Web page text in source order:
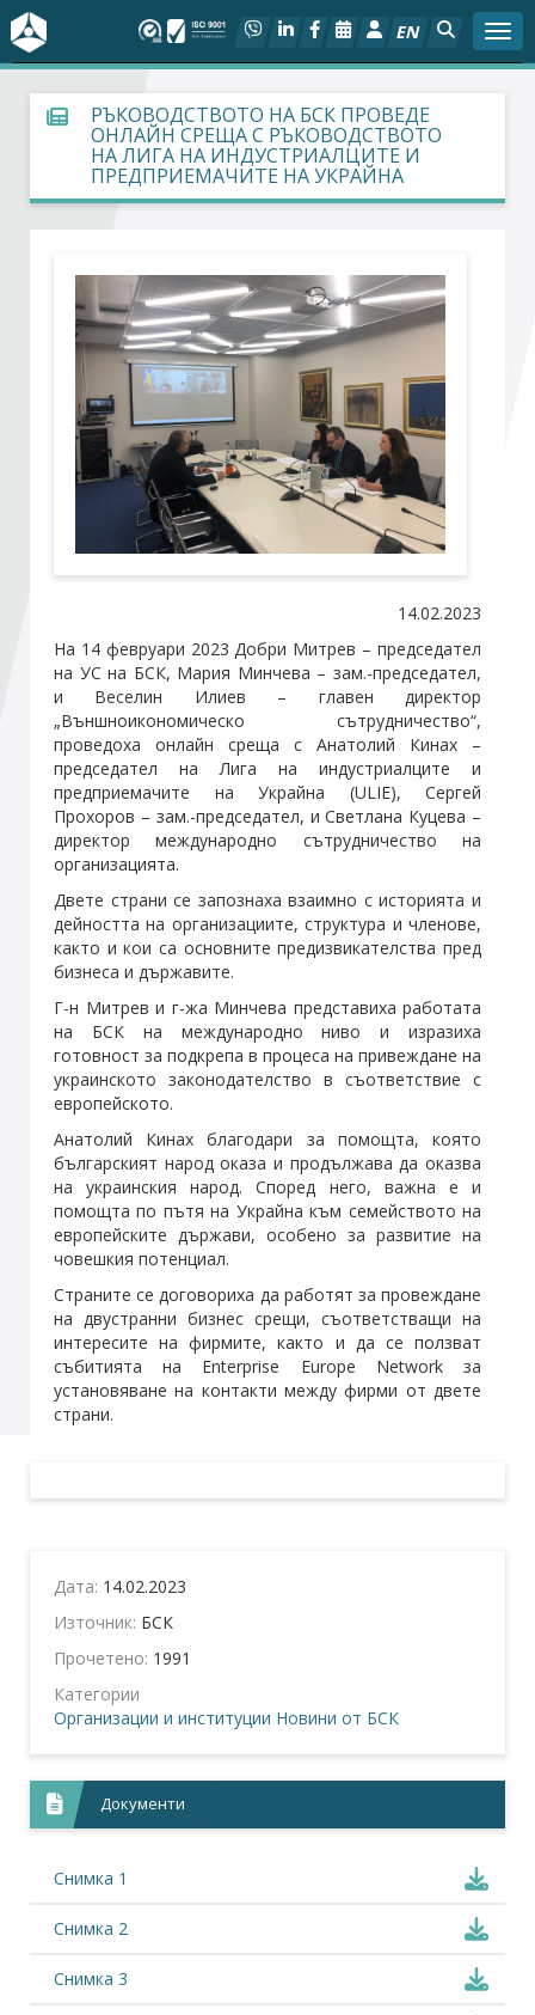
EN
За БСК
На фокус
Актуално
Социален диалог
Дейности
Арбитражен съд
Проекти
Абонирайте се!
РЪКОВОДСТВОТО НА БСК ПРОВЕДЕ
ОНЛАЙН СРЕЩА С РЪКОВОДСТВОТО
НА ЛИГА НА ИНДУСТРИАЛЦИТЕ И
ПРЕДПРИЕМАЧИТЕ НА УКРАЙНА
14.02.2023
На 14 февруари 2023 Добри Митрев – председател
на УС на БСК, Мария Минчева – зам.-председател,
и Веселин Илиев – главен директор
„Външноикономическо сътрудничество“,
проведоха онлайн среща с Анатолий Кинах –
председател на Лига на индустриалците и
предприемачите на Украйна (ULIE), Сергей
Прохоров – зам.-председател, и Светлана Куцева –
директор международно сътрудничество на
организацията.
Двете страни се запознаха взаимно с историята и
дейността на организациите, структура и членове,
както и кои са основните предизвикателства пред
бизнеса и държавите.
Г-н Митрев и г-жа Минчева представиха работата
на БСК на международно ниво и изразиха
готовност за подкрепа в процеса на привеждане на
украинското законодателство в съответствие с
европейското.
Анатолий Кинах благодари за помощта, която
българският народ оказа и продължава да оказва
на украинския народ. Според него, важна е и
помощта по пътя на Украйна към семейството на
европейските държави, особено за развитие на
човешкия потенциал.
Страните се договориха да работят за провеждане
на двустранни бизнес срещи, съответстващи на
интересите на фирмите, както и да се ползват
събитията на Enterprise Europe Network за
установяване на контакти между фирми от двете
страни.
Дата: 14.02.2023
Източник: БСК
Прочетено: 1991
Категории
Организации и институции Новини от БСК
Документи
Снимка 1
Снимка 2
Снимка 3